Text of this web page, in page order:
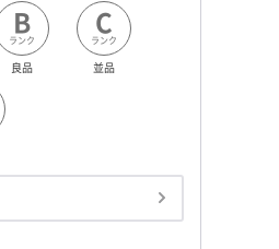
B
ランク
良品
C
ランク
並品